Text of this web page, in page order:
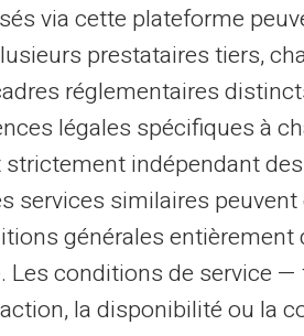
économique pour accéder à
contrôler leurs
un accès direct au cash
elle se révèle
à gérer leur budget
adossée à un compte
cherchent unealternative
via cette plateforme
prestataires tiers,
réglementaires
légales spécifiques à
strictement indépendant
services similaires peuvent
générales entièrement
Les conditions de service —
la disponibilité ou la